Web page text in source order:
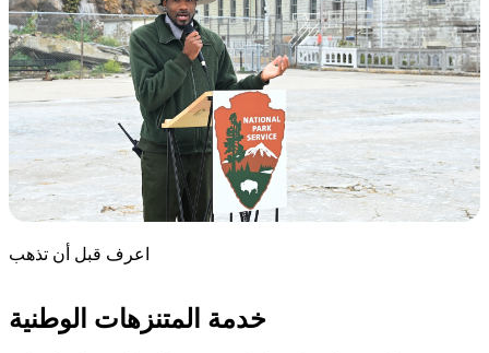
اعرف قبل أن تذهب
خدمة المتنزهات الوطنية